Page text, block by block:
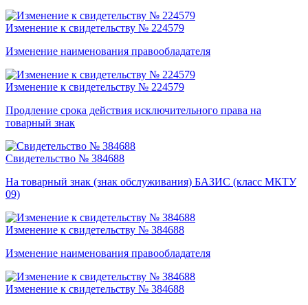
Изменение к свидетельству № 224579
Изменение наименования правообладателя
Изменение к свидетельству № 224579
Продление срока действия исключительного права на
товарный знак
Свидетельство № 384688
На товарный знак (знак обслуживания) БАЗИС (класс МКТУ
09)
Изменение к свидетельству № 384688
Изменение наименования правообладателя
Изменение к свидетельству № 384688